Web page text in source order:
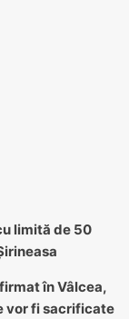
limită de 50
în Vâlcea,
vor fi sacrificate